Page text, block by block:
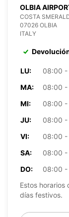
OLBIA
COSTA
07026 OLBIA
ITALY
LU:
08:00 -
MA:
08:00 -
MI:
08:00 -
JU:
08:00 -
VI:
08:00 -
SA:
08:00 -
DO:
08:00 -
Estos
días festivos.